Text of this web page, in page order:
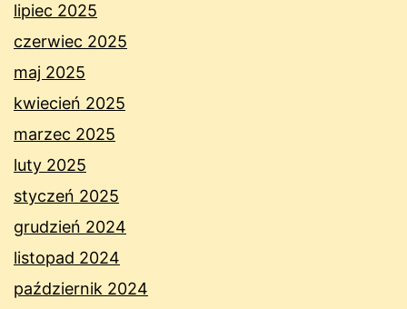
lipiec 2025
czerwiec 2025
maj 2025
kwiecień 2025
marzec 2025
luty 2025
styczeń 2025
grudzień 2024
listopad 2024
październik 2024